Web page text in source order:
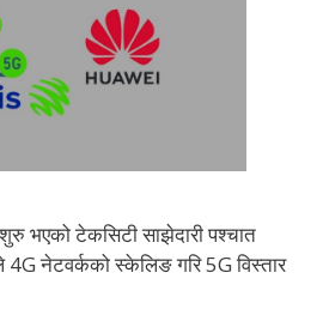
भएको टेकसिटी साझेदारी पश्चात
4G नेटवर्कको स्केलिङ गरि 5G विस्तार